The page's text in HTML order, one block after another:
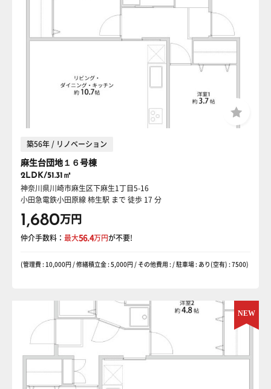
築56年 / リノベーション
麻生台団地１６号棟
2LDK/51.31㎡
神奈川県川崎市麻生区下麻生1丁目5-16
小田急電鉄小田原線 柿生駅 まで 徒歩 17 分
1,680万円
仲介手数料： 最大56.4万円が不要!
(管理費 : 10,000円 / 修繕積立金 : 5,000円 / その他費用 : / 駐車場 : あり(空有) : 7500)